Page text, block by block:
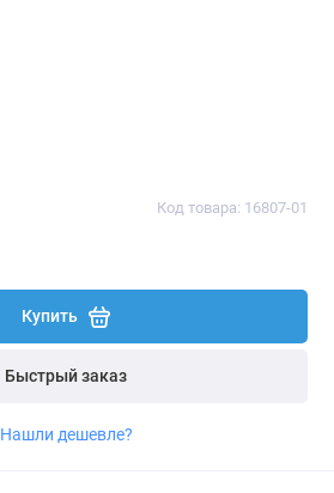
Код товара: 16807-01
Купить
Быстрый заказ
Нашли дешевле?